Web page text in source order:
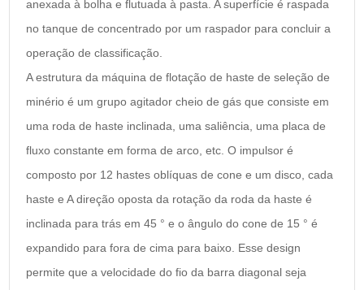
anexada à bolha e flutuada à pasta. A superfície é raspada
no tanque de concentrado por um raspador para concluir a
operação de classificação.
A estrutura da máquina de flotação de haste de seleção de
minério é um grupo agitador cheio de gás que consiste em
uma roda de haste inclinada, uma saliência, uma placa de
fluxo constante em forma de arco, etc. O impulsor é
composto por 12 hastes oblíquas de cone e um disco, cada
haste e A direção oposta da rotação da roda da haste é
inclinada para trás em 45 ° e o ângulo do cone de 15 ° é
expandido para fora de cima para baixo. Esse design
permite que a velocidade do fio da barra diagonal seja